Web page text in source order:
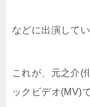
などに出演してい
これが、元之介(
ックビデオ(MV)で